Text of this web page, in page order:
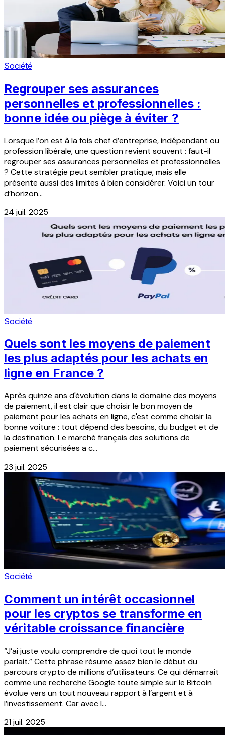
Société
Regrouper ses assurances
personnelles et professionnelles :
bonne idée ou piège à éviter ?
Lorsque l’on est à la fois chef d’entreprise, indépendant ou
profession libérale, une question revient souvent : faut-il
regrouper ses assurances personnelles et professionnelles
? Cette stratégie peut sembler pratique, mais elle
présente aussi des limites à bien considérer. Voici un tour
d’horizon...
24 juil. 2025
Société
Quels sont les moyens de paiement
les plus adaptés pour les achats en
ligne en France ?
Après quinze ans d'évolution dans le domaine des moyens
de paiement, il est clair que choisir le bon moyen de
paiement pour les achats en ligne, c'est comme choisir la
bonne voiture : tout dépend des besoins, du budget et de
la destination. Le marché français des solutions de
paiement sécurisées a c...
23 juil. 2025
Société
Comment un intérêt occasionnel
pour les cryptos se transforme en
véritable croissance financière
“J’ai juste voulu comprendre de quoi tout le monde
parlait.” Cette phrase résume assez bien le début du
parcours crypto de millions d’utilisateurs. Ce qui démarrait
comme une recherche Google toute simple sur le Bitcoin
évolue vers un tout nouveau rapport à l’argent et à
l’investissement. Car avec l...
21 juil. 2025